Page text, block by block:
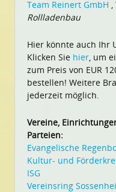
Team Reinert GmbH ,
Rollladenbau
Hier könnte auch Ihr
Klicken Sie hier, um
zum Preis von EUR
bestellen! Weitere
jederzeit möglich.
Vereine,
Parteien:
Evangelische
Kultur- und
ISG
Vereinsring